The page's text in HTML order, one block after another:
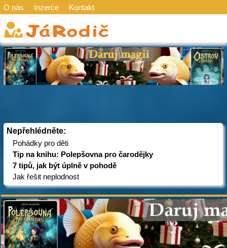
O nás Inzerce Kontakt
Nepřehlédněte:
Pohádky pro děti
Tip na knihu: Polepšovna pro čarodějky
7 tipů, jak být úplně v pohodě
Jak řešit neplodnost